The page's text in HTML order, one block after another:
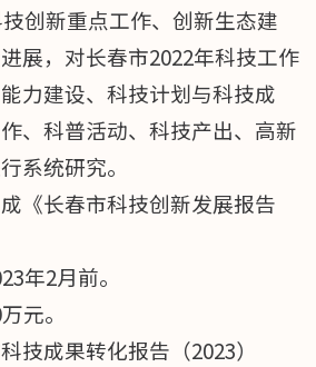
创新重点工作、创新生态建
展，对长春市2022年科技工作
力建设、科技计划与科技成
、科普活动、科技产出、高新
系统研究。
《长春市科技创新发展报告
年2月前。
元。
技成果转化报告（2023）